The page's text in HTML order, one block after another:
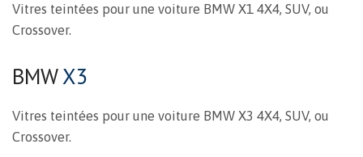
Vitres teintées pour une voiture BMW X1 4X4, SUV, ou
Crossover.
BMWX3
Vitres teintées pour une voiture BMW X3 4X4, SUV, ou
Crossover.